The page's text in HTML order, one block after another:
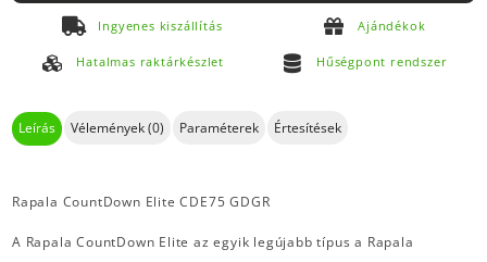
Ingyenes kiszállítás Ajándékok
Hatalmas raktárkészlet Hűségpont rendszer
Leírás Vélemények (0) Paraméterek Értesítések
Rapala CountDown Elite CDE75 GDGR
A Rapala CountDown Elite az egyik legújabb típus a Rapala